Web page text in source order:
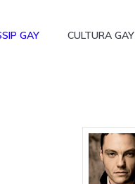
GAY CULTURA GAY